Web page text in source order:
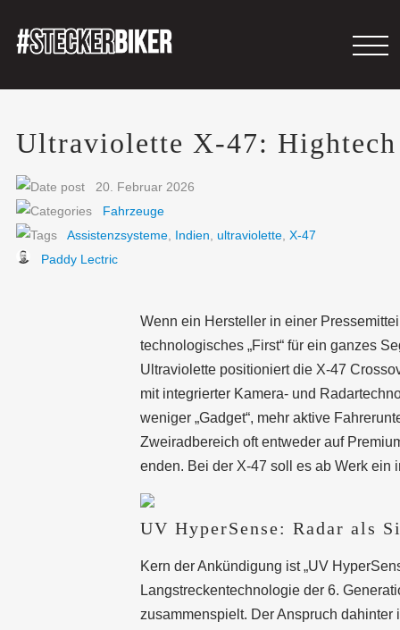
Ultraviolette X-47:
20. Februar 2026
Fahrzeuge
Assistenzsysteme Indien ultraviolette X-47
Paddy Lectric
Wenn ein Hersteller in einer
technologisches „First“ für ein ganzes
Ultraviolettepositioniert die X-47
mit integrierter Kamera- und
weniger „Gadget“, mehr aktive
Zweiradbereich oft entweder auf
enden. Bei der X-47 soll es ab Werk ein
UV HyperSense: Radar als
Kern der Ankündigung ist „UV
Langstreckentechnologie der 6.
zusammenspielt. Der Anspruch